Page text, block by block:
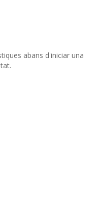
abans d'iniciar una